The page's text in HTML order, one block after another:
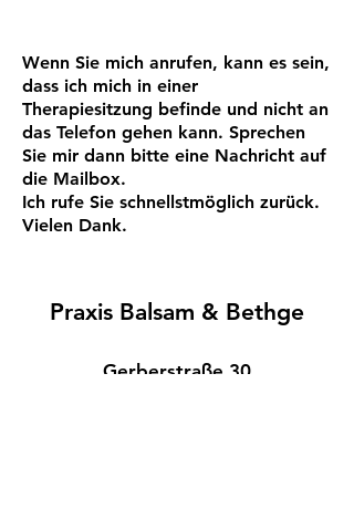
Wenn Sie mich anrufen, kann es sein,
dass ich mich in einer
Therapiesitzung befinde und nicht an
das Telefon gehen kann. Sprechen
Sie mir dann bitte eine Nachricht auf
die Mailbox.
Ich rufe Sie schnellstmöglich zurück.
Vielen Dank.
Praxis Balsam & Bethge
Gerberstraße 30